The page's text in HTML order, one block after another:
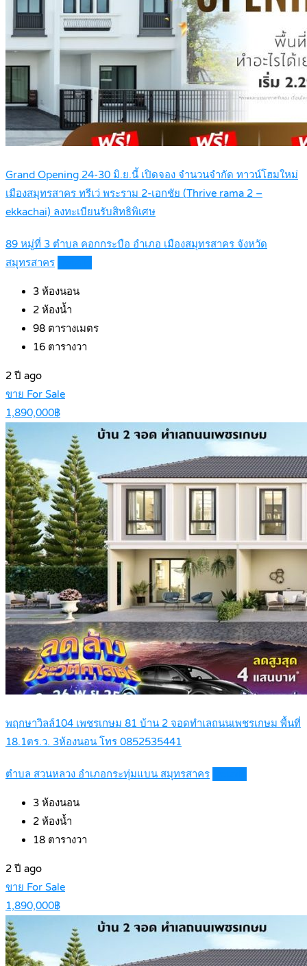
Grand Opening 24-30 มิ.ย.นี้ เปิดจอง จำนวนจำกัด ทาวน์โฮมใหม่
เมืองสมุทรสาคร ทรีเว่ พระราม 2-เอกชัย (Thrive rama 2 –
ekkachai) ลงทะเบียนรับสิทธิพิเศษ
89 หมู่ที่ 3 ตำบล คอกกระบือ อำเภอ เมืองสมุทรสาคร จังหวัด
สมุทรสาคร
3 ห้องนอน
2 ห้องน้ำ
98 ตารางเมตร
16 ตารางวา
2 ปี ago
ขาย For Sale
1,890,000฿
พฤกษาวิลล์104 เพชรเกษม 81 บ้าน 2 จอดทำเลถนนเพชรเกษม พื้นที่
18.1ตร.ว. 3ห้องนอน โทร 0852535441
ตำบล สวนหลวง อำเภอกระทุ่มแบน สมุทรสาคร
3 ห้องนอน
2 ห้องน้ำ
18 ตารางวา
2 ปี ago
ขาย For Sale
1,890,000฿